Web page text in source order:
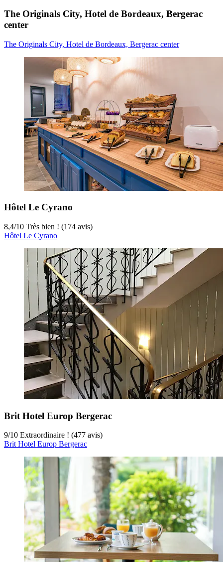
The Originals City, Hotel de Bordeaux, Bergerac
center
The Originals City, Hotel de Bordeaux, Bergerac center
Hôtel Le Cyrano
8,4/10 Très bien ! (174 avis)
Hôtel Le Cyrano
Brit Hotel Europ Bergerac
9/10 Extraordinaire ! (477 avis)
Brit Hotel Europ Bergerac